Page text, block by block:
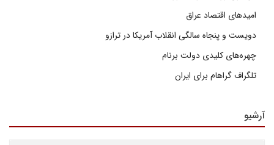
امیدهای اقتصاد عراق
دویست و پنجاه سالگی انقلاب آمریکا در ترازو
چهره‌های کلیدی دولت برنام
تلگراف گراهام برای ایران
آرشیو